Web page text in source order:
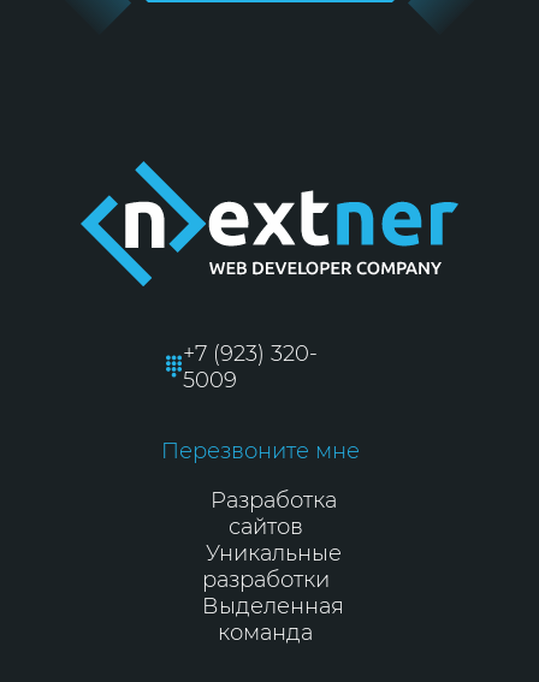
+7 (923) 320-
5009
Перезвоните мне
Разработка
сайтов
Уникальные
разработки
Выделенная
команда